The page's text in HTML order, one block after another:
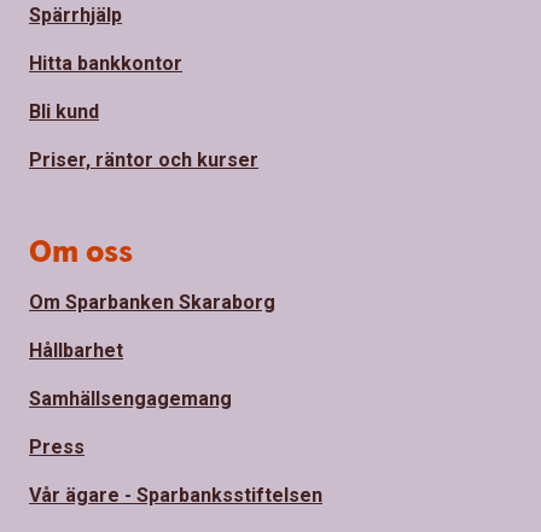
Spärrhjälp
Hitta bankkontor
Bli kund
Priser, räntor och kurser
Om oss
Om Sparbanken Skaraborg
Hållbarhet
Samhällsengagemang
Press
Vår ägare - Sparbanksstiftelsen